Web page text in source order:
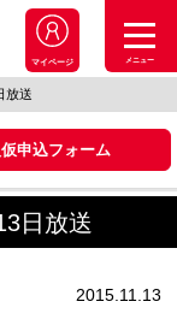
マイページ メニュー
放送
申込フォーム
日放送
2015.11.13